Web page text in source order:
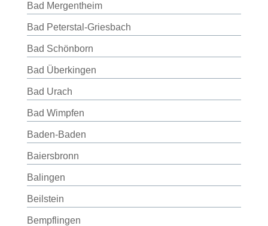
Bad Mergentheim
Bad Peterstal-Griesbach
Bad Schönborn
Bad Überkingen
Bad Urach
Bad Wimpfen
Baden-Baden
Baiersbronn
Balingen
Beilstein
Bempflingen